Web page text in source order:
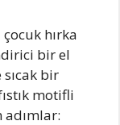
hırka
bir el
bir
motifli
adımlar: